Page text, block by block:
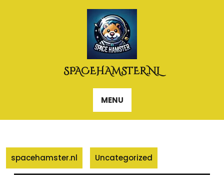
SPACEHAMSTER.NL
MENU
spacehamster.nl Uncategorized